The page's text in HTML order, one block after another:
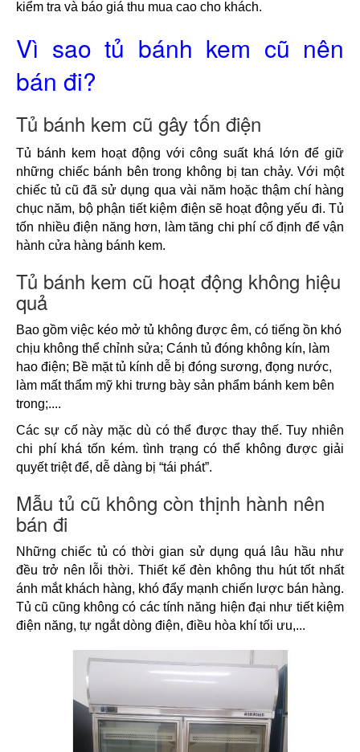
kiểm tra và báo giá thu mua cao cho khách.
Vì sao tủ bánh kem cũ nên
bán đi?
Tủ bánh kem cũ gây tốn điện
Tủ bánh kem hoạt động với công suất khá lớn để giữ
những chiếc bánh bên trong không bị tan chảy. Với một
chiếc tủ cũ đã sử dụng qua vài năm hoặc thậm chí hàng
chục năm, bộ phận tiết kiệm điện sẽ hoạt động yếu đi. Tủ
tốn nhiều điện năng hơn, làm tăng chi phí cố định để vận
hành cửa hàng bánh kem.
Tủ bánh kem cũ hoạt động không hiệu
quả
Bao gồm việc kéo mở tủ không được êm, có tiếng ồn khó
chịu không thể chỉnh sửa; Cánh tủ đóng không kín, làm
hao điện; Bề mặt tủ kính dễ bị đóng sương, đọng nước,
làm mất thẩm mỹ khi trưng bày sản phẩm bánh kem bên
trong;....
Các sự cố này mặc dù có thể được thay thế. Tuy nhiên
chi phí khá tốn kém. tình trạng có thể không được giải
quyết triệt để, dễ dàng bị “tái phát”.
Mẫu tủ cũ không còn thịnh hành nên
bán đi
Những chiếc tủ có thời gian sử dụng quá lâu hầu như
đều trở nên lỗi thời. Thiết kế đèn không thu hút tốt nhất
ánh mắt khách hàng, khó đẩy mạnh chiến lược bán hàng.
Tủ cũ cũng không có các tính năng hiện đại như tiết kiệm
điện năng, tự ngắt dòng điện, điều hòa khí tối ưu,...